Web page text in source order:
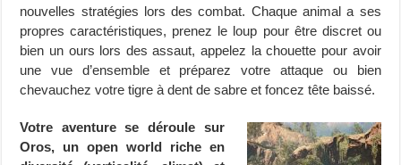
nouvelles stratégies lors des combat. Chaque animal a ses
propres caractéristiques, prenez le loup pour être discret ou
bien un ours lors des assaut, appelez la chouette pour avoir
une vue d’ensemble et préparez votre attaque ou bien
chevauchez votre tigre à dent de sabre et foncez tête baissé.
Votre aventure se déroule sur
Oros, un open world riche en